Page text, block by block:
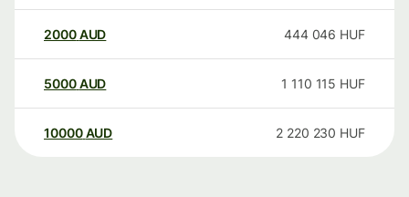
2000AUD 444 046 HUF
5000AUD 1 110 115 HUF
10000 AUD 2 220 230 HUF